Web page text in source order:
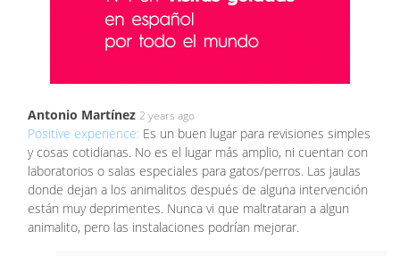
Antonio Martínez 2 years ago
Positive experience: Es un buen lugar para revisiones simples
y cosas cotidianas. No es el lugar más amplio, ni cuentan con
laboratorios o salas especiales para gatos/perros. Las jaulas
donde dejan a los animalitos después de alguna intervención
están muy deprimentes. Nunca vi que maltrataran a algun
animalito, pero las instalaciones podrían mejorar.